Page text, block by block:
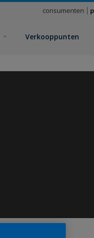
consumenten
Verkooppunten